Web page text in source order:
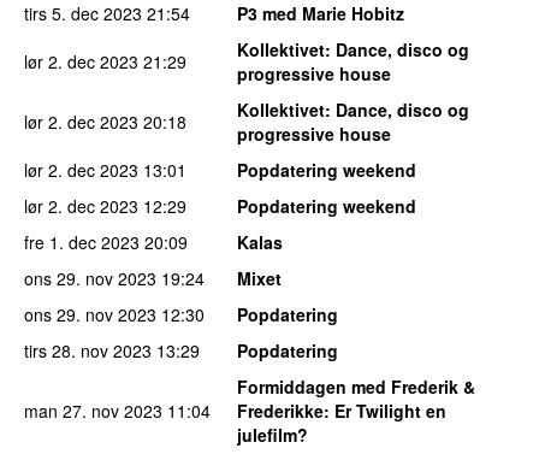
tirs 5. dec 2023 21:54
P3 med Marie Hobitz
lør 2. dec 2023 21:29 Kollektivet: Dance, disco og
progressive house
lør 2. dec 2023 20:18 Kollektivet: Dance, disco og
progressive house
lør 2. dec 2023 13:01
Popdatering weekend
lør 2. dec 2023 12:29
Popdatering weekend
fre 1. dec 2023 20:09
Kalas
ons 29. nov 2023 19:24
Mixet
ons 29. nov 2023 12:30
Popdatering
tirs 28. nov 2023 13:29 Popdatering
man 27. nov 2023 11:04
Formiddagen med Frederik &
Frederikke: Er Twilight en
julefilm?